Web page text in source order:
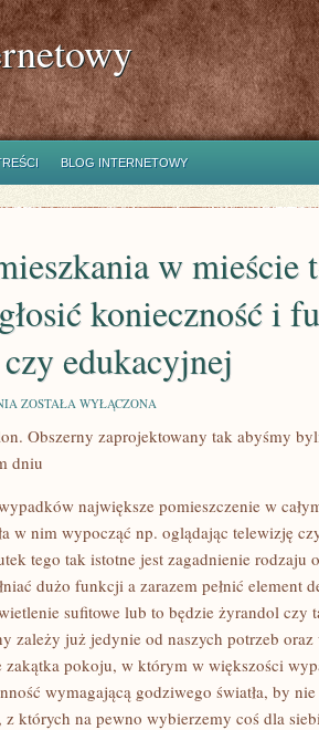
BLOG INTERNETOWY
w mieście
konieczność i
edukacyjnej
MIEJSCE
W
TO
WOLNO
BY
OGŁOSIĆ
KONIECZNOŚĆ
I
FURTKA
KARIERY
ZAWODOWEJ
EDUKACYJNEJ
ZOSTAŁA WYŁĄCZONA
Obszerny zaprojektowany tak abyśmy
dniu
największe pomieszczenie w
w nim wypocząć np. oglądając telewizję
tego tak istotne jest zagadnienie rodzaju
dużo funkcji a zarazem pełnić element
sufitowe lub to będzie żyrandol czy
zależy już jedynie od naszych potrzeb
zakątka pokoju, w którym w większości
wymagającą godziwego światła, by
z których na pewno wybierzemy coś dla